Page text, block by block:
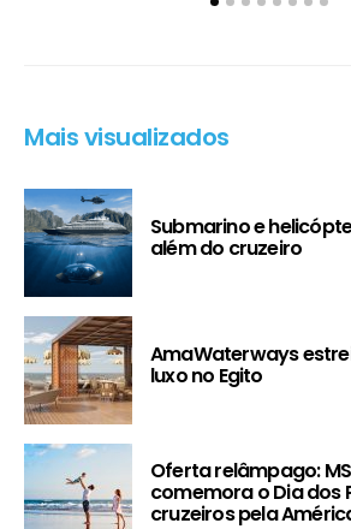
Mais visualizados
Submarino e
além do cruzeiro
AmaWaterways
luxo no Egito
Oferta relâmpago:
comemora o Dia dos
cruzeiros pela